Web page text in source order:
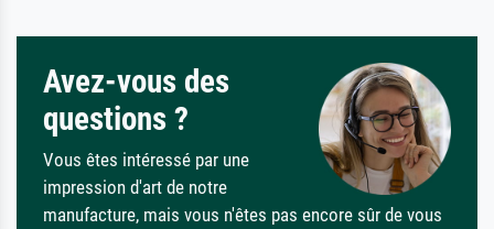
Avez-vous des
questions ?
Vous êtes intéressé par une
impression d'art de notre
manufacture, mais vous n'êtes pas encore sûr de vous